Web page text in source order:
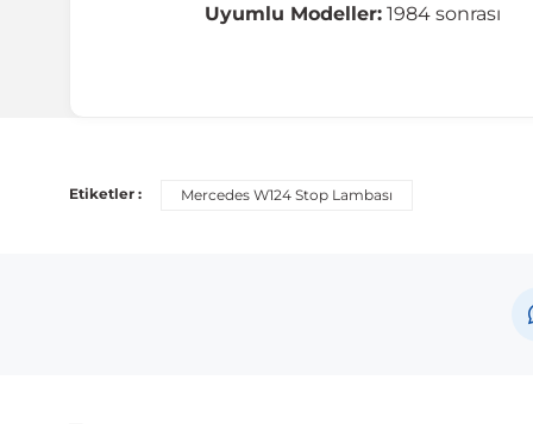
Uyumlu Modeller: 1984 sonrası
Araç üreticileri aynı model yılı içerisinde farklı
Etiketler : Mercedes W124 Stop Lambası